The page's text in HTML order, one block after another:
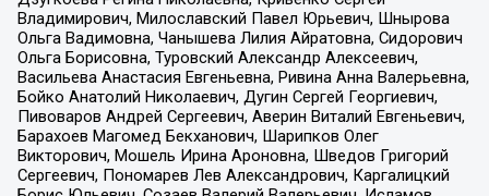
Владимирович, Милославский Павел Юрьевич, Шнырова
Ольга Вадимовна, Чанышева Лилия Айратовна, Сидорович
Ольга Борисовна, Туровский Александр Алексеевич,
Васильева Анастасия Евгеньевна, Ривина Анна Валерьевна,
Бойко Анатолий Николаевич, Дугин Сергей Георгиевич,
Пивоваров Андрей Сергеевич, Аверин Виталий Евгеньевич,
Барахоев Магомед Бекханович, Шарипков Олег
Викторович, Мошель Ирина Ароновна, Шведов Григорий
Сергеевич, Пономарев Лев Александрович, Каргалицкий